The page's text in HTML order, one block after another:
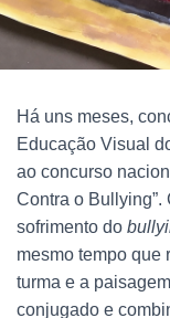
Há uns meses,
Educação Visual
ao concurso
Contra o Bullying”.
sofrimento do
mesmo tempo que
turma e a
conjugado e